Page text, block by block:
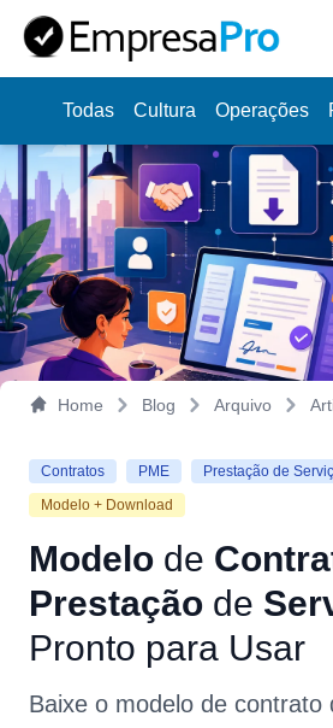
Todas Cultura Operações
Aprendaa dirigir sua empresa na
uma semana por vez.
Home Blog Arquivo
Contratos PME
Prestação de
Modelo + Download
Modelo de
Prestação de
Pronto para Usar
Baixe o modelo de contrato